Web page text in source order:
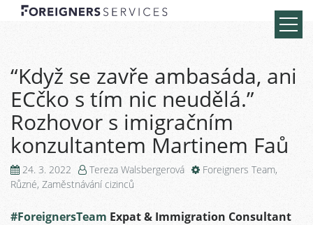
“Když se zavře ambasáda, ani
ECčko s tím nic neudělá.”
Rozhovor s imigračním
konzultantem Martinem Faů
24. 3. 2022 Tereza Walsbergerová Foreigners Team,
Různé, Zaměstnávání cizinců
#ForeignersTeam Expat & Immigration Consultant